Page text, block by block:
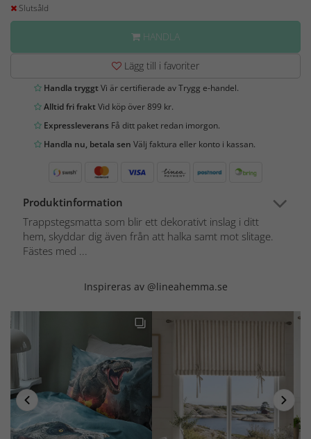
Slutsåld
HANDLA
Lägg till i favoriter
Handla tryggtVi är certifierade av Trygg e-handel.
Alltid fri fraktVid köp över 899 kr.
Expressleverans Få ditt paket redan imorgon.
Handla nu, betala sen Välj faktura eller konto i kassan.
Produktinformation
Trappstegsmatta som blir ett dekorativt inslag i ditt
hem, skyddar dig även från att halka samt mot slitage.
Fästes med ...
Inspireras av @lineahemma.se